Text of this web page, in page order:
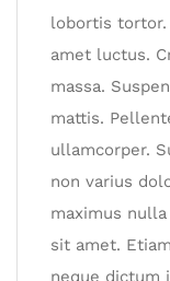
lobortis
amet luctus.
massa.
mattis.
ullamcorper.
non varius
maximus
sit amet.
neque dictum